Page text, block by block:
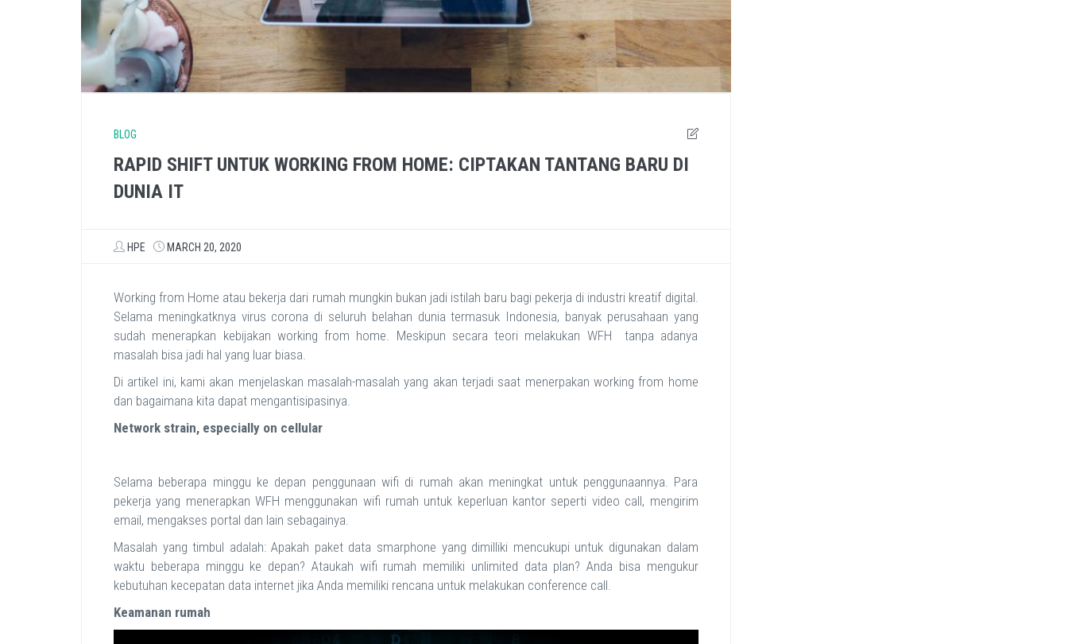
BLOG
RAPID SHIFT UNTUK WORKING FROM HOME: CIPTAKAN TANTANG BARU DI
DUNIA IT
HPE MARCH 20, 2020
Working from Home atau bekerja dari rumah mungkin bukan jadi istilah baru bagi pekerja di industri kreatif digital.
Selama meningkatknya virus corona di seluruh belahan dunia termasuk Indonesia, banyak perusahaan yang
sudah menerapkan kebijakan working from home. Meskipun secara teori melakukan WFH tanpa adanya
masalah bisa jadi hal yang luar biasa.
Di artikel ini, kami akan menjelaskan masalah-masalah yang akan terjadi saat menerpakan working from home
dan bagaimana kita dapat mengantisipasinya.
Network strain, especially on cellular
Selama beberapa minggu ke depan penggunaan wifi di rumah akan meningkat untuk penggunaannya. Para
pekerja yang menerapkan WFH menggunakan wifi rumah untuk keperluan kantor seperti video call, mengirim
email, mengakses portal dan lain sebagainya.
Masalah yang timbul adalah: Apakah paket data smarphone yang dimilliki mencukupi untuk digunakan dalam
waktu beberapa minggu ke depan? Ataukah wifi rumah memiliki unlimited data plan? Anda bisa mengukur
kebutuhan kecepatan data internet jika Anda memiliki rencana untuk melakukan conference call.
Keamanan rumah